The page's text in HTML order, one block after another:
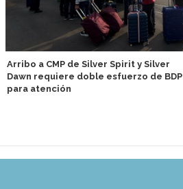
Arribo a CMP de Silver Spirit y Silver
Dawn requiere doble esfuerzo de BDP
para atención